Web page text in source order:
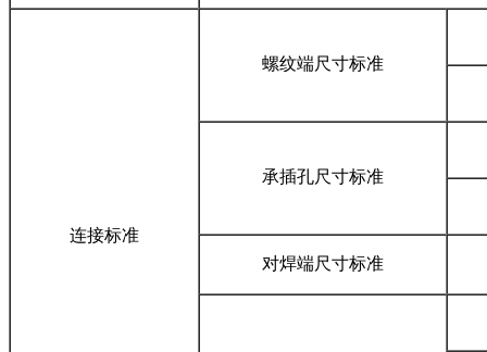
连接标准
螺纹端尺寸标准
承插孔尺寸标准
对焊端尺寸标准